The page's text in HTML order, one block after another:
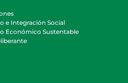
e Integración Social
Económico Sustentable